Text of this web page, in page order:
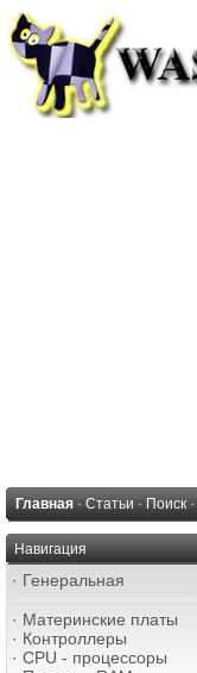
Главная · Статьи · Поиск ·
Навигация
· Генеральная
· Материнские платы
· Контроллеры
· CPU - процессоры